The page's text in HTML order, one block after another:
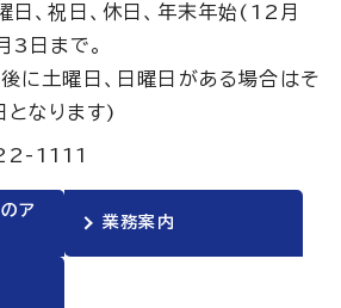
日、祝日、休日、年末年始(12月
日まで。
に土曜日、日曜日がある場合はそ
となります)
1111
ア
業務案内